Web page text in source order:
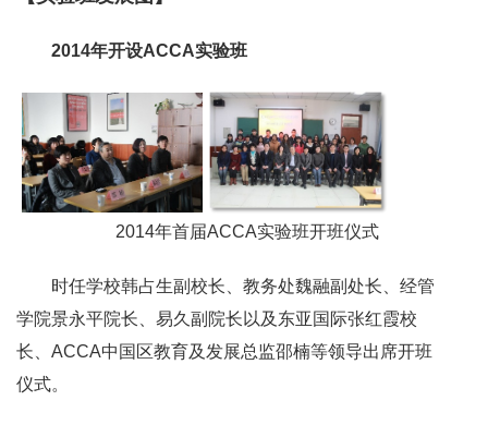
2014年开设ACCA实验班
2014年首届ACCA实验班开班仪式
时任学校韩占生副校长、教务处魏融副处长、经管
学院景永平院长、易久副院长以及东亚国际张红霞校
长、ACCA中国区教育及发展总监邵楠等领导出席开班
仪式。